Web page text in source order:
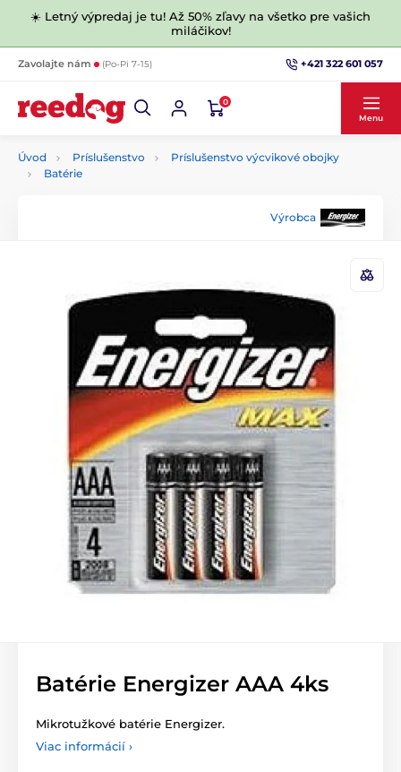
☀️ Letný výpredaj je tu! Až 50% zľavy na všetko pre vašich
miláčikov!
Zavolajte nám (Po-Pi 7-15) +421 322 601 057
0
Menu
Úvod Príslušenstvo
Príslušenstvo výcvikové obojky
Batérie
Výrobca
Batérie Energizer AAA 4ks
Mikrotužkové batérie Energizer.
Viac informácií ›